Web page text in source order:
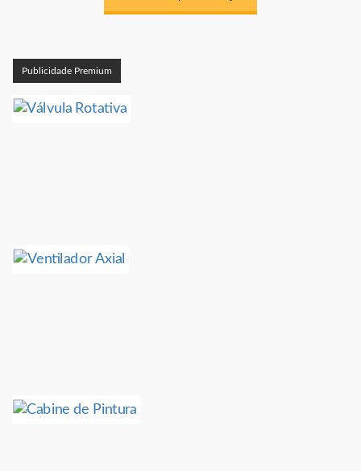
Publicidade Premium